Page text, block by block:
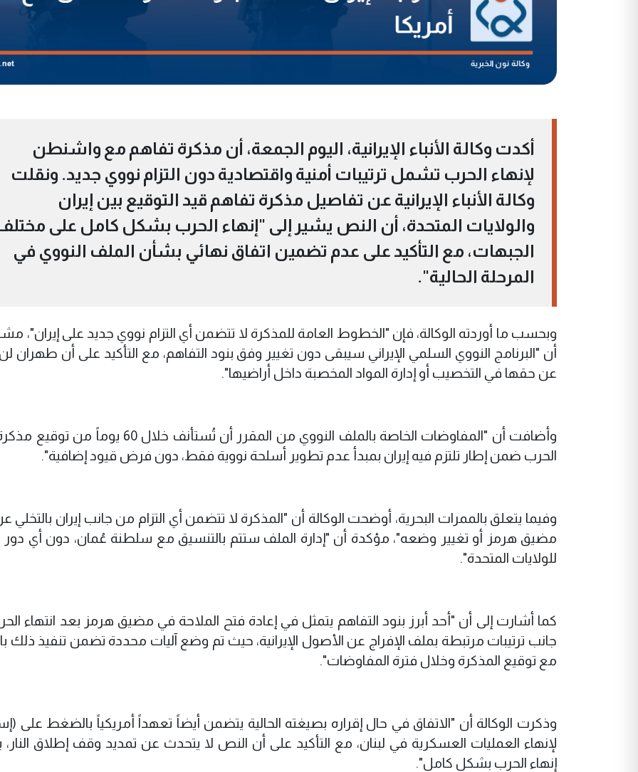
أكدت وكالة الأنباء الإيرانية، اليوم الجمعة، أن مذكرة تفاهم مع واشنطن
لإنهاء الحرب تشمل ترتيبات أمنية واقتصادية دون التزام نووي جديد. ونقلت
وكالة الأنباء الإيرانية عن تفاصيل مذكرة تفاهم قيد التوقيع بين إيران
والولايات المتحدة، أن النص يشير إلى "إنهاء الحرب بشكل كامل على
الجبهات، مع التأكيد على عدم تضمين اتفاق نهائي بشأن الملف النووي في
المرحلة الحالية".
وبحسب ما أوردته الوكالة، فإن "الخطوط العامة للمذكرة لا تتضمن أي التزام نووي جديد على إيران"،
أن "البرنامج النووي السلمي الإيراني سيبقى دون تغيير وفق بنود التفاهم، مع التأكيد على أن طهران
عن حقها في التخصيب أو إدارة المواد المخصبة داخل أراضيها".
وأضافت أن "المفاوضات الخاصة بالملف النووي من المقرر أن تُستأنف خلال 60
الحرب ضمن إطار تلتزم فيه إيران بمبدأ عدم تطوير أسلحة نووية فقط، دون فرض قيود إضافية".
وفيما يتعلق بالممرات البحرية، أوضحت الوكالة أن "المذكرة لا تتضمن أي التزام من جانب إيران بالتخلي
مضيق هرمز أو تغيير وضعه"، مؤكدة أن "إدارة الملف ستتم بالتنسيق مع سلطنة عُمان، دون أي دور
للولايات المتحدة".
كما أشارت إلى أن "أحد أبرز بنود التفاهم يتمثل في إعادة فتح الملاحة في مضيق هرمز بعد انتهاء
جانب ترتيبات مرتبطة بملف الإفراج عن الأصول الإيرانية، حيث تم وضع آليات محددة تضمن تنفيذ ذلك
مع توقيع المذكرة وخلال فترة المفاوضات".
وذكرت الوكالة أن "الاتفاق في حال إقراره بصيغته الحالية يتضمن أيضاً تعهداً أمريكياً بالضغط على
لإنهاء العمليات العسكرية في لبنان، مع التأكيد على أن النص لا يتحدث عن تمديد وقف إطلاق
إنهاء الحرب بشكل كامل".